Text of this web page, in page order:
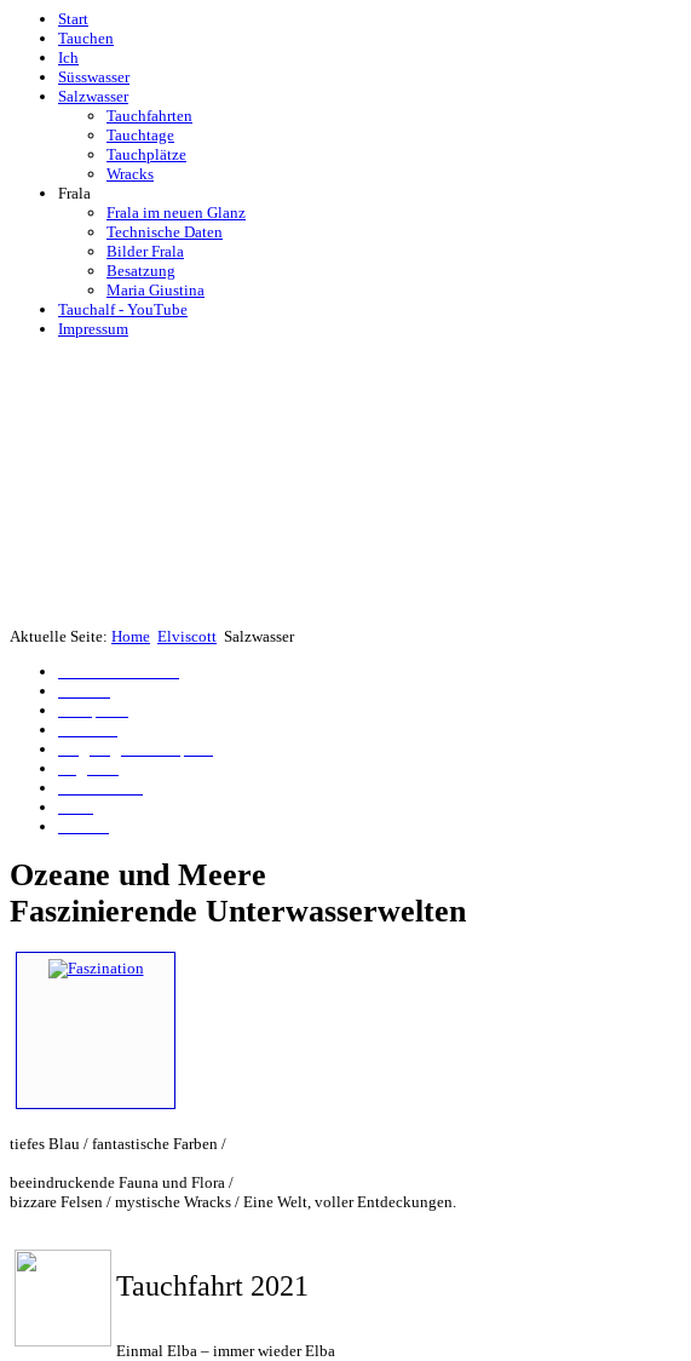
Start
Tauchen
Ich
Süsswasser
Salzwasser
Tauchfahrten
Tauchtage
Tauchplätze
Wracks
Frala
Frala im neuen Glanz
Technische Daten
Bilder Frala
Besatzung
Maria Giustina
Tauchalf - YouTube
Impressum
Aktuelle Seite: Home Elviscott Salzwasser
Ozeane und Meere
Faszinierende Unterwasserwelten
tiefes Blau / fantastische Farben /
beeindruckende Fauna und Flora /
bizzare Felsen / mystische Wracks / Eine Welt, voller Entdeckungen.
Tauchfahrt 2021
Einmal Elba – immer wieder Elba